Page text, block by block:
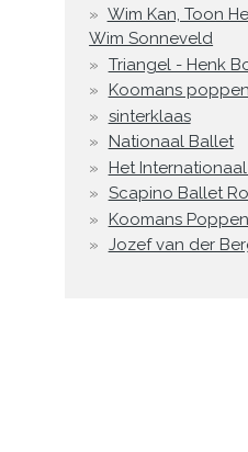
Wim Kan, Toon
Wim Sonneveld
Triangel - Henk
Koomans
sinterklaas
Nationaal Ballet
Het
Scapino Ballet
Koomans
Jozef van der